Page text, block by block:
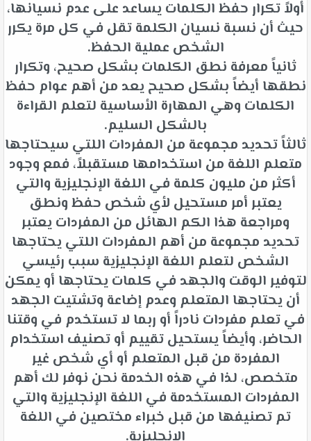
أولاً تكرار حفظ الكلمات يساعد على عدم نسيانها،
حيث أن نسبة نسيان الكلمة تقل في كل مرة يكرر
الشخص عملية الحفظ.
ثانياً معرفة نطق الكلمات بشكل صحيح، وتكرار
نطقها أيضاً بشكل صحيح يعد من أهم عوام حفظ
الكلمات وهي المهارة الأساسية لتعلم القراءة
بالشكل السليم.
ثالثاً تحديد مجموعة من المفردات اللتي سيحتاجها
متعلم اللغة من استخدامها مستقبلاً، فمع وجود
أكثر من مليون كلمة في اللغة الإنجليزية والتي
يعتبر أمر مستحيل لأي شخص حفظ ونطق
ومراجعة هذا الكم الهائل من المفردات يعتبر
تحديد مجموعة من أهم المفردات اللتي يحتاجها
الشخص لتعلم اللغة الإنجليزية سبب رئيسي
لتوفير الوقت والجهد في كلمات يحتاجها أو يمكن
أن يحتاجها المتعلم وعدم إضاعة وتشتيت الجهد
في تعلم مفردات نادراً أو ربما لا تستخدم في وقتنا
الحاضر، وأيضاً يستحيل تقييم أو تصنيف استخدام
المفردة من قبل المتعلم أو أي شخص غير
متخصص، لذا في هذه الخدمة نحن نوفر لك أهم
المفردات المستخدمة في اللغة الإنجليزية والتي
تم تصنيفها من قبل خبراء مختصين في اللغة